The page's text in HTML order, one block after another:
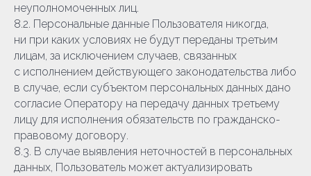
неуполномоченных лиц.
8.2. Персональные данные Пользователя никогда,
ни при каких условиях не будут переданы третьим
лицам, за исключением случаев, связанных
с исполнением действующего законодательства либо
в случае, если субъектом персональных данных дано
согласие Оператору на передачу данных третьему
лицу для исполнения обязательств по гражданско-
правовому договору.
8.3. В случае выявления неточностей в персональных
данных, Пользователь может актуализировать